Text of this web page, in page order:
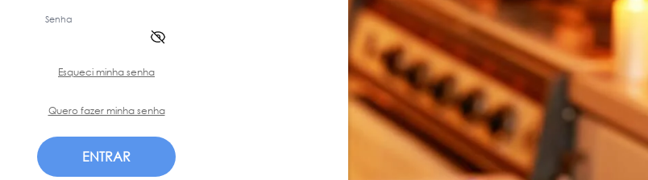
Senha
Esqueci minha senha
Quero fazer minha senha
ENTRAR